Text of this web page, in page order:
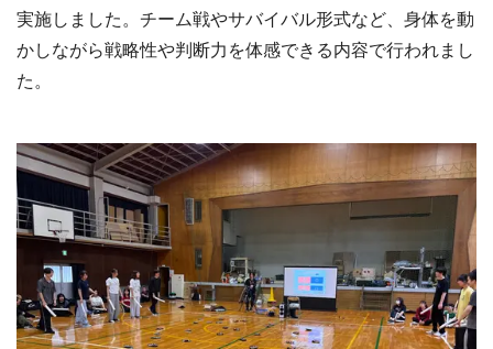
実施しました。チーム戦やサバイバル形式など、身体を動
かしながら戦略性や判断力を体感できる内容で行われまし
た。